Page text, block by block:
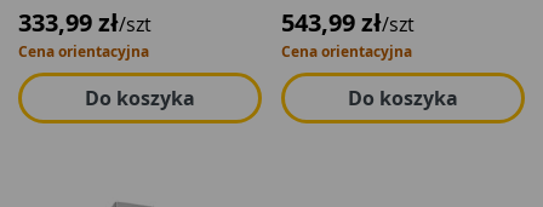
333,99 zł/szt
Cena orientacyjna
Do koszyka
543,99 zł/szt
Cena orientacyjna
Do koszyka